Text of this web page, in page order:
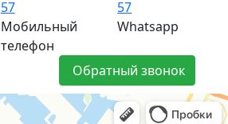
57
Мобильный
телефон
57
Whatsapp
Обратный звонок